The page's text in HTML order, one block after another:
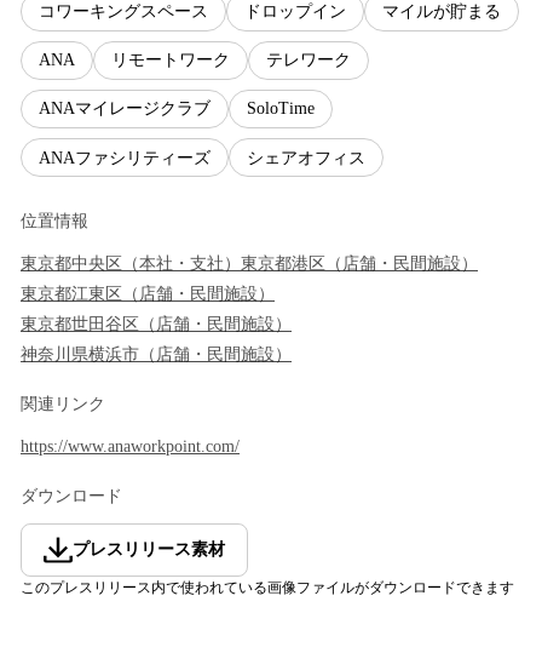
コワーキングスペース ドロップイン マイルが貯まる
ANA リモートワーク テレワーク
ANAマイレージクラブ SoloTime
ANAファシリティーズ シェアオフィス
位置情報
東京都中央区 （本社・支社 ） 東京都港区 （ 店舗・民間施設 ）
東京都江東区 （ 店舗・民間施設 ）
東京都世田谷区 （ 店舗・民間施設 ）
神奈川県横浜市 （ 店舗・民間施設 ）
関連リンク
https://www.anaworkpoint.com/
ダウンロード
プレスリリース素材
このプレスリリース内で使われている画像ファイルがダウンロードできます